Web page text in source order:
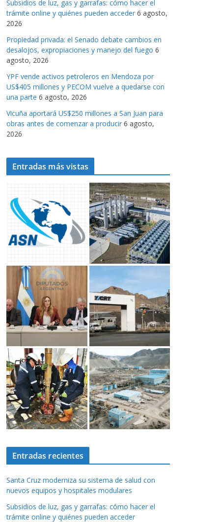
a
s
Subsidios de luz, gas y garrafas: cómo hacer el
trámite online y quiénes pueden acceder 6 agosto,
2026
Propiedad privada: el Senado debate cambios en
desalojos, expropiaciones y manejo del fuego 6
agosto, 2026
YPF vende activos petroleros en Mendoza por
US$405 millones y PECOM vuelve a quedarse con
una parte 6 agosto, 2026
Vicuña aportará US$250 millones a San Juan para
obras antes de comenzar a producir 6 agosto,
2026
Entradas más vistas
Entradas recientes
Santa Cruz moderniza su sistema de salud con
nuevos equipos y hospitales modulares
Subsidios de luz, gas y garrafas: cómo hacer el
trámite online y quiénes pueden acceder